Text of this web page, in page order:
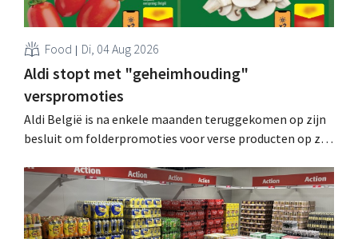
Food Di, 04 Aug 2026
Aldi stopt met "geheimhouding"
verspromoties
Aldi België is na enkele maanden teruggekomen op zijn
besluit om folderpromoties voor verse producten op zijn
werking treden: "Onze klanten willen goed
geïnformeerd worden." .